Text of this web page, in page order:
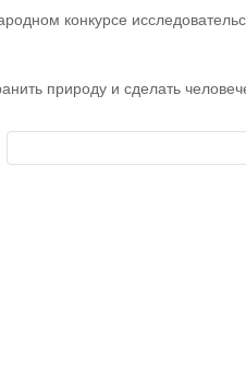
конкурсе
природу и сделать